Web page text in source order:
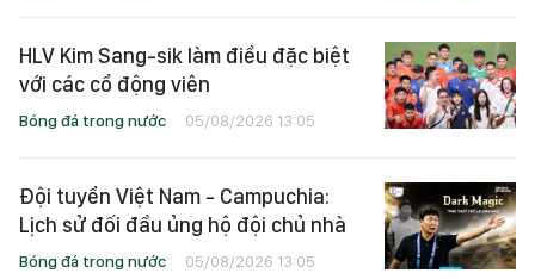
HLV Kim Sang-sik làm điều đặc biệt
với các cổ động viên
Bóng đá trong nước 05/08/2026 13:05
Đội tuyển Việt Nam - Campuchia:
Lịch sử đối đầu ủng hộ đội chủ nhà
Bóng đá trong nước 05/08/2026 13:05